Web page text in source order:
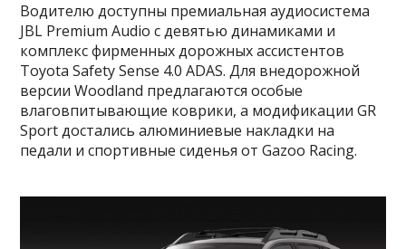
Водителю доступны премиальная аудиосистема
JBL Premium Audio с девятью динамиками и
комплекс фирменных дорожных ассистентов
Toyota Safety Sense 4.0 ADAS. Для внедорожной
версии Woodland предлагаются особые
влаговпитывающие коврики, а модификации GR
Sport достались алюминиевые накладки на
педали и спортивные сиденья от Gazoo Racing.